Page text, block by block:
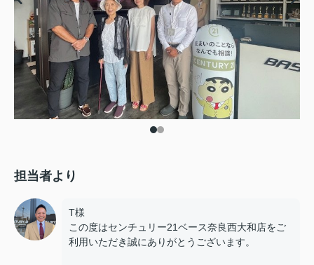
担当者より
T様
この度はセンチュリー21ベース奈良西大和店をご
利用いただき誠にありがとうございます。